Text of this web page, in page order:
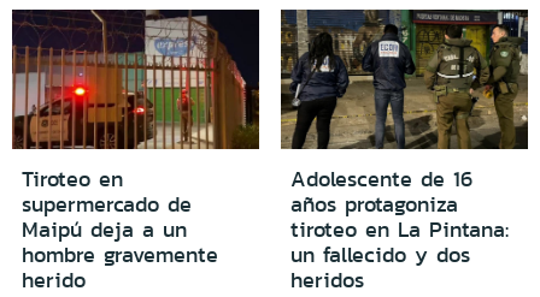
Tiroteo en
supermercado de
Maipú deja a un
hombre gravemente
herido
Adolescente de 16
años protagoniza
tiroteo en La Pintana:
un fallecido y dos
heridos